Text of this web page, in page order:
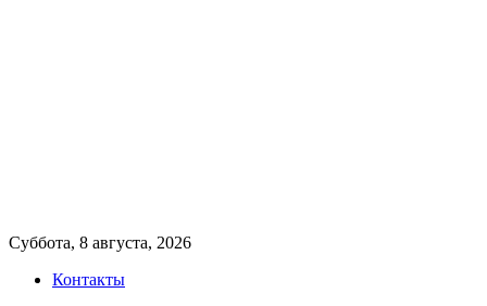
Суббота, 8 августа, 2026
Контакты